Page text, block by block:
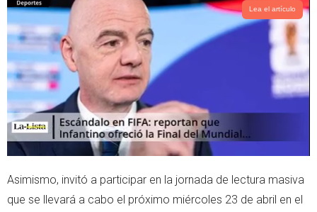
Lea el artículo
Asimismo, invitó a participar en la jornada de lectura masiva
que se llevará a cabo el próximo miércoles 23 de abril en el